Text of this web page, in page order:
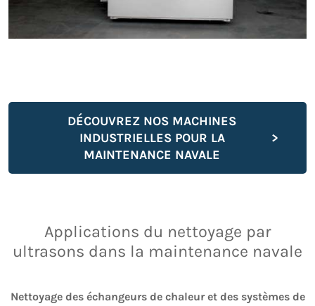
DÉCOUVREZ NOS MACHINES
INDUSTRIELLES POUR LA
MAINTENANCE NAVALE
Applications du nettoyage par
ultrasons dans la maintenance navale
Nettoyage des échangeurs de chaleur et des systèmes de